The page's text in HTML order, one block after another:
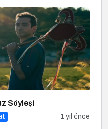
Söyleşi
1 yıl önce